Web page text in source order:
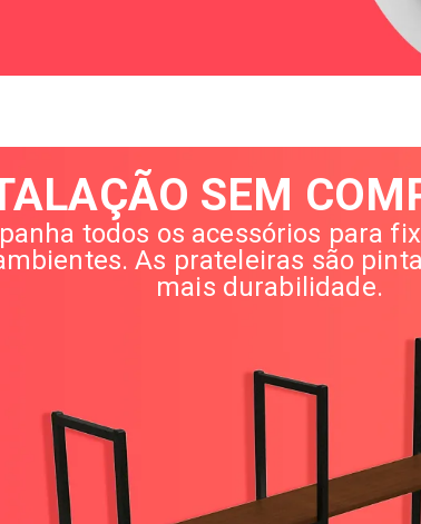
SEM
todos os acessórios para
As prateleiras são
mais durabilidade.